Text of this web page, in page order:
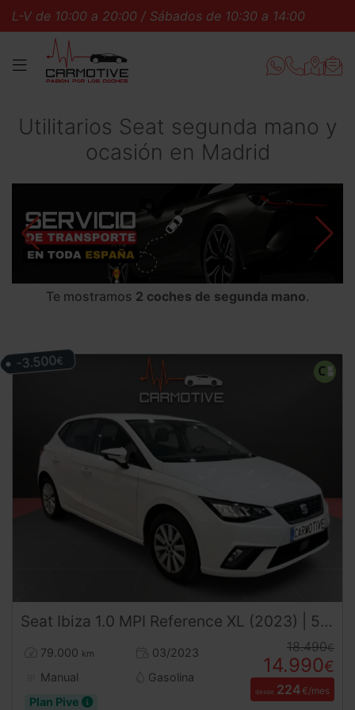
de 10:00 a 20:00 / Sábados de 10:30 a 14:00
MENÚ
Utilitarios Seat segunda mano y
ocasión en Madrid
Te mostramos 2 coches de segunda mano.
Seat Ibiza 1.0 MPI Reference XL (2023) | 5 Puertas | Desde 224€/mes
79.000 km
03/2023
Manual
Gasolina
Plan Pive
18.490€
14.990€
desde 224€/mes
-3.500€